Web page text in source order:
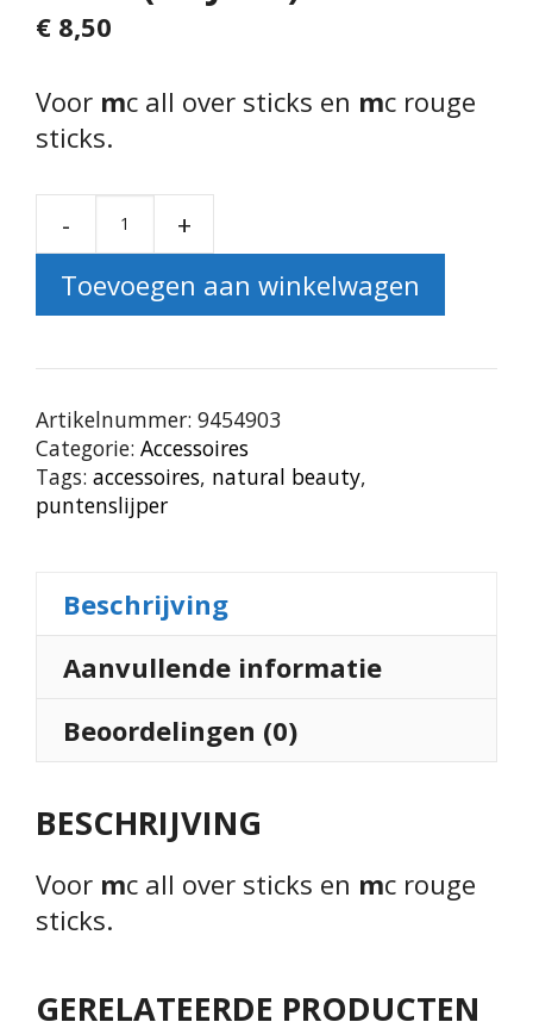
€ 8,50
Voor mc all over sticks en mc rouge
sticks.
-
+
Toevoegen aan winkelwagen
Artikelnummer: 9454903
Categorie: Accessoires
Tags: accessoires, natural beauty,
puntenslijper
Beschrijving
Aanvullende informatie
Beoordelingen (0)
BESCHRIJVING
Voor mc all over sticks en mc rouge
sticks.
GERELATEERDE PRODUCTEN